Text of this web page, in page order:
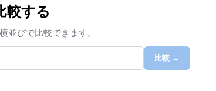
較する
並びで比較できます。
比較 →